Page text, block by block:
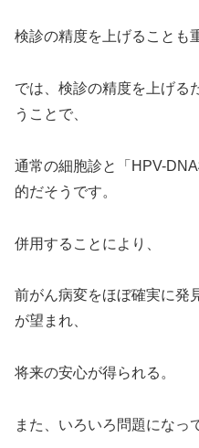
検診の精度を上げることも
では、検診の精度を上げる
うことで、
通常の細胞診と「HPV-
的だそうです。
併用することにより、
前がん病変をほぼ確実に発
が望まれ、
将来の安心が得られる。
また、いろいろ問題になっ